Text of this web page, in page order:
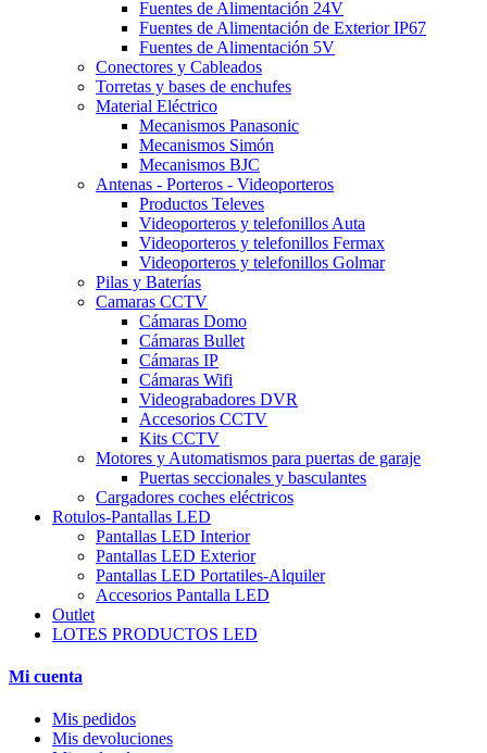
Fuentes de Alimentación 24V
Fuentes de Alimentación de Exterior IP67
Fuentes de Alimentación 5V
Conectores y Cableados
Torretas y bases de enchufes
Material Eléctrico
Mecanismos Panasonic
Mecanismos Simón
Mecanismos BJC
Antenas - Porteros - Videoporteros
Productos Televes
Videoporteros y telefonillos Auta
Videoporteros y telefonillos Fermax
Videoporteros y telefonillos Golmar
Pilas y Baterías
Camaras CCTV
Cámaras Domo
Cámaras Bullet
Cámaras IP
Cámaras Wifi
Videograbadores DVR
Accesorios CCTV
Kits CCTV
Motores y Automatismos para puertas de garaje
Puertas seccionales y basculantes
Cargadores coches eléctricos
Rotulos-Pantallas LED
Pantallas LED Interior
Pantallas LED Exterior
Pantallas LED Portatiles-Alquiler
Accesorios Pantalla LED
Outlet
LOTES PRODUCTOS LED
Mi cuenta
Mis pedidos
Mis devoluciones